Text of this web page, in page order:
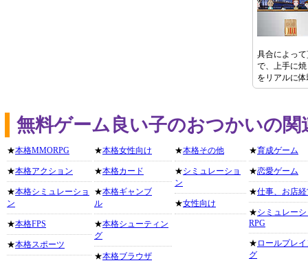
具合によっ
で、上手に
をリアルに
無料ゲーム良い子のおつかいの
★本格MMORPG
★本格アクション
★本格シミュレーショ
ン
★本格FPS
★本格スポーツ
★本格女性向け
★本格カード
★本格ギャンブ
ル
★本格シューティン
グ
★本格ブラウザ
★本格その他
★シミュレーショ
ン
★女性向け
★育成ゲーム
★恋愛ゲーム
★仕事、お店
★シミュレー
RPG
★ ロールプレ
グ